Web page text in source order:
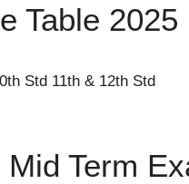
Table 2025
Std 11th & 12th Std
Mid Term